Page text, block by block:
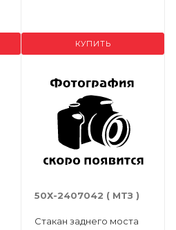
КУПИТЬ
50Х-2407042 ( МТЗ )
Стакан заднего моста